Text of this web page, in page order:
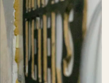
Schöne Dinge
DOMBERGER
BROT-WERK
DO:12:00 – 22:00